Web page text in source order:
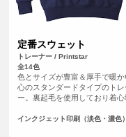
定番スウェット
トレーナー / Printstar
全14色
色とサイズが豊富＆厚手で暖か
心のスタンダードタイプのトレ
ー。裏起毛を使用しており着心
うに作られています。秋冬のイ
インクジェット印刷（淡色・濃色）